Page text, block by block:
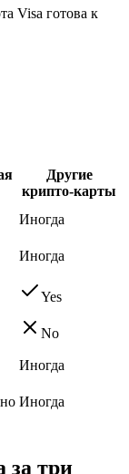
Visa готова к
Другие
крипто-карты
Иногда
Иногда
Yes
No
Иногда
Иногда
за три